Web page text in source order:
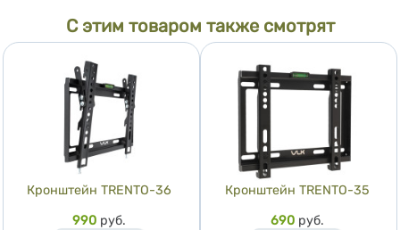
С этим товаром также смотрят
Кронштейн TRENTO-36
Цена
990 руб.
Кронштейн TRENTO-35
Цена
690 руб.